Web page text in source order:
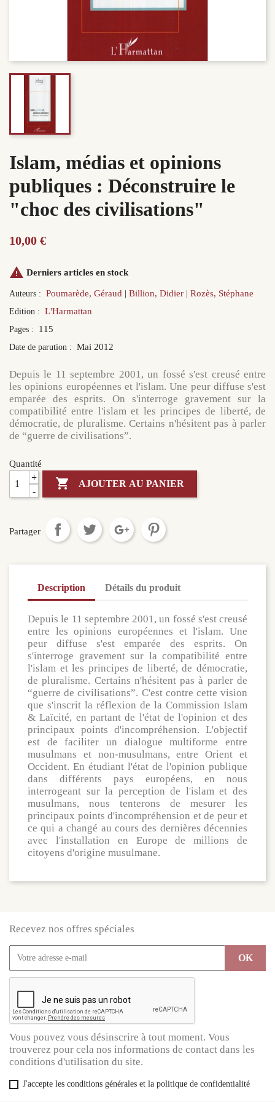
Islam, médias et opinions
publiques : Déconstruire le
"choc des civilisations"
10,00 €
 Derniers articles en stock
Auteurs : Poumarède, Géraud Billion, Didier Rozès, Stéphane
Edition : L'Harmattan
Pages : 115
Date de parution : Mai 2012
Depuis le 11 septembre 2001, un fossé s'est creusé entre
les opinions européennes et l'islam. Une peur diffuse s'est
emparée des esprits. On s'interroge gravement sur la
compatibilité entre l'islam et les principes de liberté, de
démocratie, de pluralisme. Certains n'hésitent pas à parler
de “guerre de civilisations”.
Quantité
+
 AJOUTER AU PANIER
Partager
Description Détails du produit
Depuis le 11 septembre 2001, un fossé s'est creusé
entre les opinions européennes et l'islam. Une
peur diffuse s'est emparée des esprits. On
s'interroge gravement sur la compatibilité entre
l'islam et les principes de liberté, de démocratie,
de pluralisme. Certains n'hésitent pas à parler de
“guerre de civilisations”. C'est contre cette vision
que s'inscrit la réflexion de la Commission Islam
& Laïcité, en partant de l'état de l'opinion et des
principaux points d'incompréhension. L'objectif
est defaciliter un dialogue multiforme entre
musulmans et non-musulmans, entre Orient et
Occident. En étudiant l'état de l'opinion publique
dans différents pays européens, en nous
interrogeant sur la perception de l'islam et des
musulmans, nous tenterons de mesurer les
principaux points d'incompréhension et de peur et
ce qui a changé au cours des dernières décennies
avec l'installation en Europe de millions de
citoyens d'origine musulmane.
Recevez nos offres spéciales
Vous pouvez vous désinscrire à tout moment. Vous
trouverez pour cela nos informations de contact dans les
conditions d'utilisation du site.
J'accepte les conditions générales et la politique de confidentialité